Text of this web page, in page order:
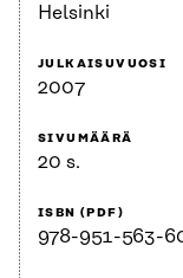
Helsinki
JULKAISUVUOSI
2007
SIVUMÄÄRÄ
20 s.
ISBN (PDF)
978-951-563-